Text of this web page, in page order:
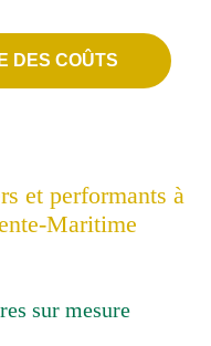
DES COÛTS
et performants à
Maritime
sur mesure